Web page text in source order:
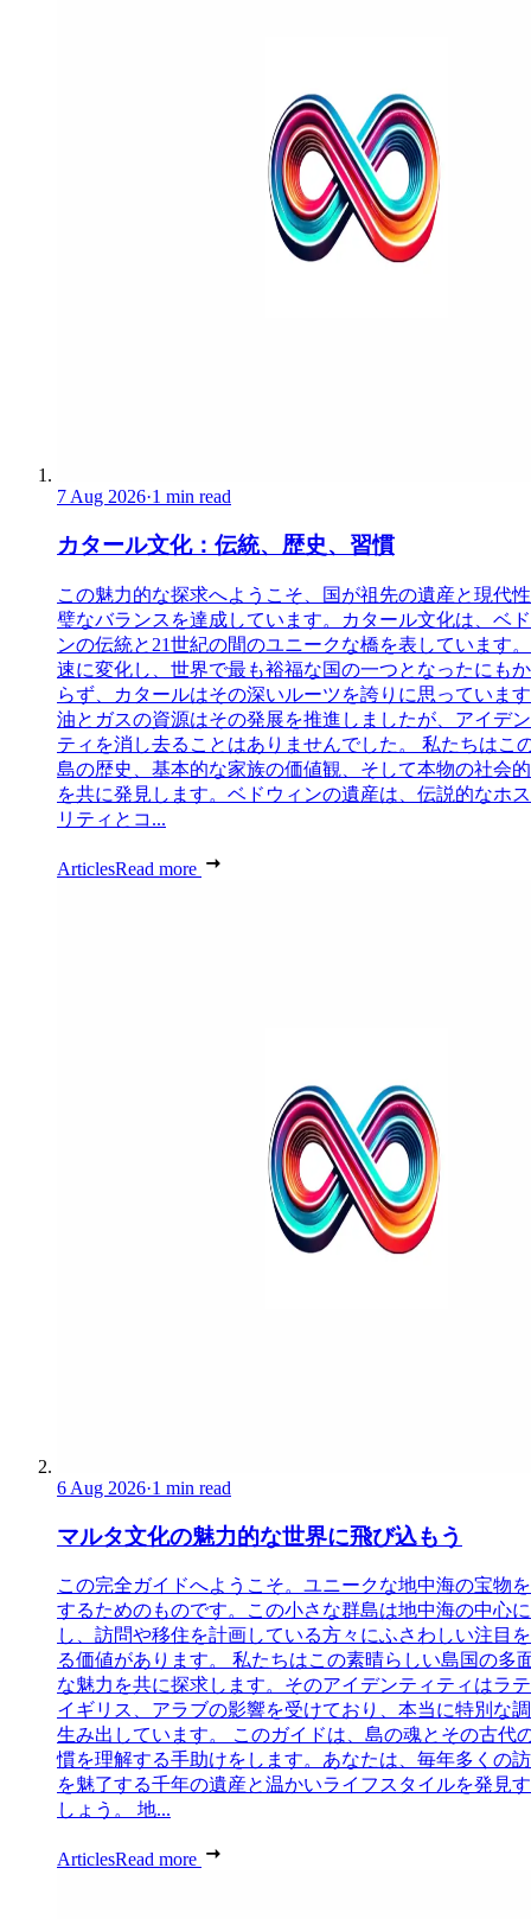
7 Aug 2026·1 min read
カタール文化：伝統、歴史、習慣
この魅力的な探求へようこそ、国が祖先の遺産と現代
璧なバランスを達成しています。カタール文化は、ベ
ンの伝統と21世紀の間のユニークな橋を表しています
速に変化し、世界で最も裕福な国の一つとなったにも
らず、カタールはその深いルーツを誇りに思っていま
油とガスの資源はその発展を推進しましたが、アイデ
ティを消し去ることはありませんでした。 私たちはこ
島の歴史、基本的な家族の価値観、そして本物の社会
を共に発見します。ベドウィンの遺産は、伝説的なホ
リティとコ...
ArticlesRead more
6 Aug 2026·1 min read
マルタ文化の魅力的な世界に飛び込もう
この完全ガイドへようこそ。ユニークな地中海の宝物
するためのものです。この小さな群島は地中海の中心
し、訪問や移住を計画している方々にふさわしい注目
る価値があります。 私たちはこの素晴らしい島国の多
な魅力を共に探求します。そのアイデンティティはラ
イギリス、アラブの影響を受けており、本当に特別な
生み出しています。 このガイドは、島の魂とその古代
慣を理解する手助けをします。あなたは、毎年多くの
を魅了する千年の遺産と温かいライフスタイルを発見
しょう。 地...
ArticlesRead more